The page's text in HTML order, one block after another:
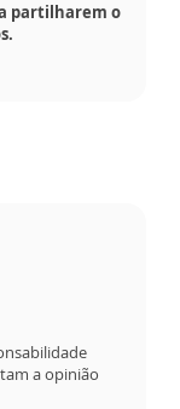
partilharem o
a opinião